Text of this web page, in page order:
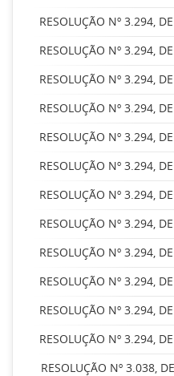
RESOLUÇÃO Nº 3.294,
RESOLUÇÃO Nº 3.294,
RESOLUÇÃO Nº 3.294,
RESOLUÇÃO Nº 3.294,
RESOLUÇÃO Nº 3.294,
RESOLUÇÃO Nº 3.294,
RESOLUÇÃO Nº 3.294,
RESOLUÇÃO Nº 3.294,
RESOLUÇÃO Nº 3.294,
RESOLUÇÃO Nº 3.294,
RESOLUÇÃO Nº 3.294,
RESOLUÇÃO Nº 3.294,
RESOLUÇÃO Nº 3.038,